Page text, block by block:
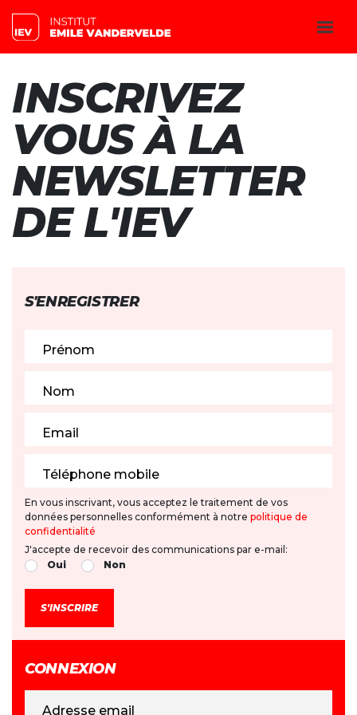
INSCRIVEZ
VOUS À LA
NEWSLETTER
DE L'IEV
S'ENREGISTRER
Prénom
Nom
Email
Téléphone mobile
En vous inscrivant, vous acceptez le traitement de vos
données personnelles conformément à notre politique de
confidentialité
J'accepte de recevoir des communications par e-mail:
Oui
Non
CONNEXION
Adresse email